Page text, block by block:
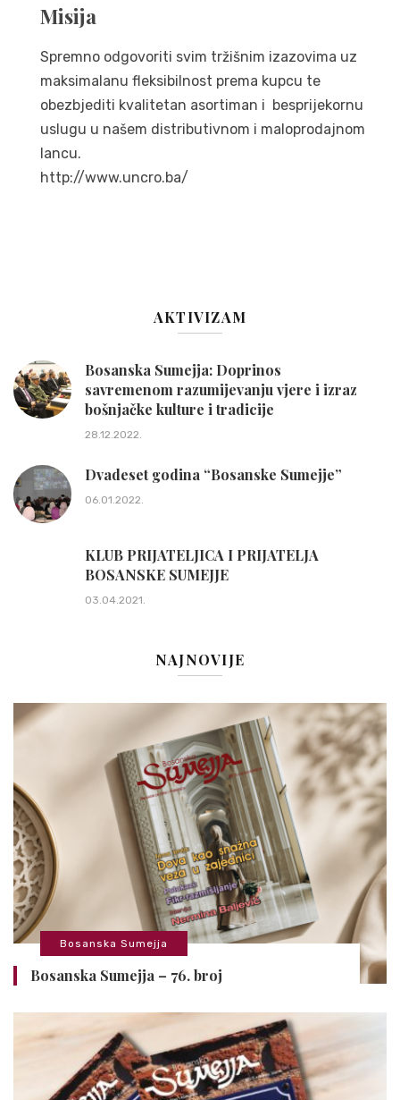
Misija
Spremno odgovoriti svim tržišnim izazovima uz
maksimalanu fleksibilnost prema kupcu te
obezbjediti kvalitetan asortiman i besprijekornu
uslugu u našem distributivnom i maloprodajnom
lancu.
http://www.uncro.ba/
AKTIVIZAM
Bosanska Sumejja: Doprinos
savremenom razumijevanju vjere i izraz
bošnjačke kulture i tradicije
28.12.2022.
Dvadeset godina “Bosanske Sumejje”
06.01.2022.
KLUB PRIJATELJICA I PRIJATELJA
BOSANSKE SUMEJJE
03.04.2021.
NAJNOVIJE
Bosanska Sumejja
Bosanska Sumejja – 76. broj